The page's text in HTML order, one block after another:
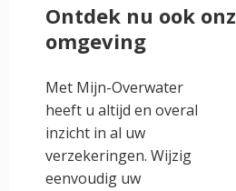
Ontdek nu ook
omgeving
Met Mijn-Overwater
heeft u altijd en overal
inzicht in al uw
verzekeringen. Wijzig
eenvoudig uw